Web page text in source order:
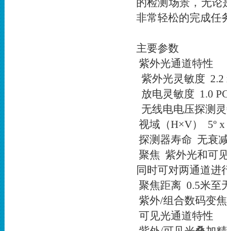
的检测场景，无
非常轻松的完成任
主要参数
紫外光通道特性
紫外光灵敏度 2.2
放电灵敏度 1.0
无线电电压探测
视域（H×V） 5º x
探测器寿命 无衰
聚焦 紫外光和可
同时可对两通道进
聚焦距离 0.5米至
紫外/组合数码变
可见光通道特性